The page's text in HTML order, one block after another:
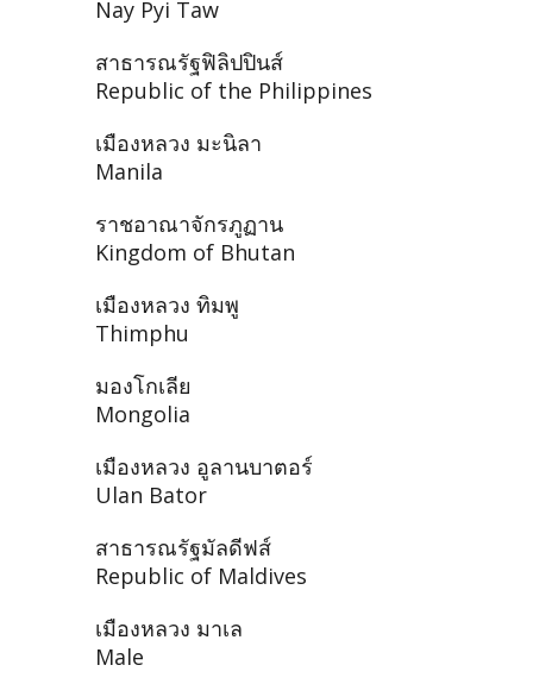
Nay Pyi Taw
สาธารณรัฐฟิลิปปินส์
Republic of the Philippines
เมืองหลวง มะนิลา
Manila
ราชอาณาจักรภูฏาน
Kingdom of Bhutan
เมืองหลวง ทิมพู
Thimphu
มองโกเลีย
Mongolia
เมืองหลวง อูลานบาตอร์
Ulan Bator
สาธารณรัฐมัลดีฟส์
Republic of Maldives
เมืองหลวง มาเล
Male